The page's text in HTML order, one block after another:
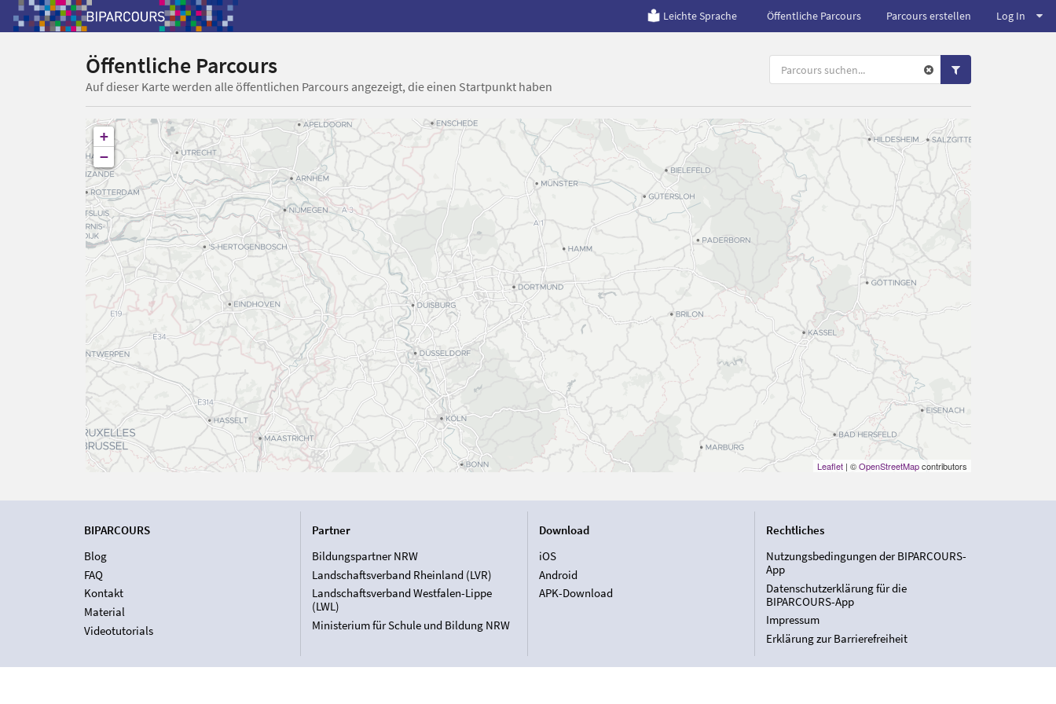
Leichte Sprache Öffentliche Parcours Parcours erstellen Log In
Öffentliche Parcours
Auf dieser Karte werden alle öffentlichen Parcours angezeigt, die einen Startpunkt haben
+
−
Leaflet| ©OpenStreetMapcontributors
BIPARCOURS
Blog
FAQ
Kontakt
Material
Videotutorials
Partner
Bildungspartner NRW
Landschaftsverband Rheinland (LVR)
Landschaftsverband Westfalen-Lippe
(LWL)
Ministerium für Schule und Bildung NRW
Download
iOS
Android
APK-Download
Rechtliches
Nutzungsbedingungen der BIPARCOURS-
App
Datenschutzerklärung für die
BIPARCOURS-App
Impressum
Erklärung zur Barrierefreiheit